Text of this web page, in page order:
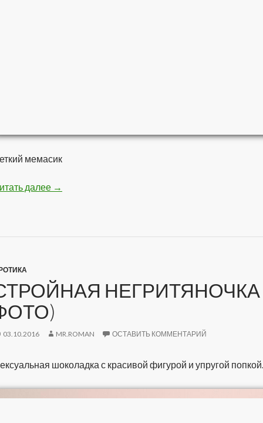
мемасик
далее Мстители — Война бесконечности
→
НЕГРИТЯНОЧКА
03.10.2016 MR.ROMAN ОСТАВИТЬ КОММЕНТАРИЙ
шоколадка с красивой фигурой и упругой попкой.